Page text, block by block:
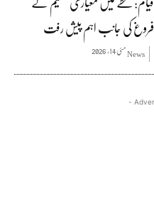
فروغ کی جانب اہم پیش رفت
Newsمئی 14, 2026